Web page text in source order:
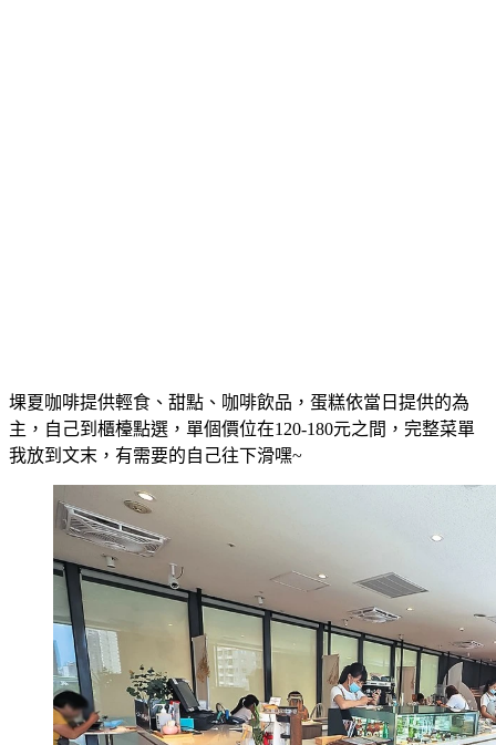
堁夏咖啡提供輕食、甜點、咖啡飲品，蛋糕依當日提供的為
主，自己到櫃檯點選，單個價位在120-180元之間，完整菜單
我放到文末，有需要的自己往下滑嘿~